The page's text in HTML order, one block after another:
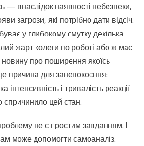
— внаслідок наявності небезпеки,
загрози, які потрібно дати відсіч.
у глибокому смутку декілька
жарт колеги по роботі або ж має
новину про поширення якоїсь
причина для занепокоєння:
інтенсивність і тривалість реакції
спричинило цей стан.
не є простим завданням. І
може допомогти самоаналіз.